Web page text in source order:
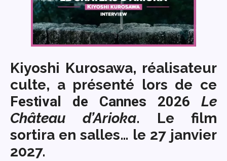
Kiyoshi Kurosawa, réalisateur
culte, a présenté lors de ce
Festival de Cannes 2026
Le
Château d’Arioka. Le film
sortira en salles… le 27 janvier
2027.